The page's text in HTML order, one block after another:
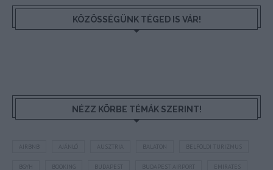
KÖZÖSSÉGÜNK TÉGED IS VÁR!
NÉZZ KÖRBE TÉMÁK SZERINT!
AUSZTRIA BALATON BELFÖLDI TURIZMUS
BUDAPEST BUDAPEST AIRPORT EMIRATES